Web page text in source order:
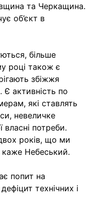
та Черкащина.
об’єкт в
більше
році також є
збіжжя
активність по
які ставлять
невеличке
власні потреби.
років, що ми
Небеський.
попит на
технічних і